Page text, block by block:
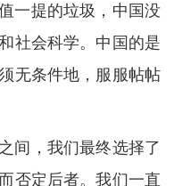
一提的垃圾，中国没
社会科学。中国的是
无条件地，服服帖帖
间，我们最终选择了
否定后者。我们一直